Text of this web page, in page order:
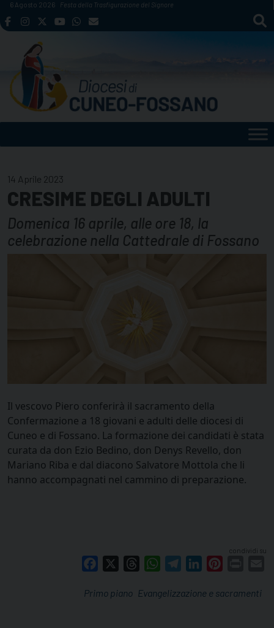
Skip
to
6 Agosto 2026 Festa della Trasfigurazione del Signore
14 Aprile 2023
CRESIME DEGLI ADULTI
Domenica 16 aprile, alle ore 18, la
celebrazione nella Cattedrale di Fossano
Il vescovo Piero conferirà il sacramento della
Confermazione a 18 giovani e adulti delle diocesi di
Cuneo e di Fossano. La formazione dei candidati è stata
curata da don Ezio Bedino, don Denys Revello, don
Mariano Riba e dal diacono Salvatore Mottola che li
hanno accompagnati nel cammino di preparazione.
condividi su
Facebook ThreadsWhatsAppTelegramLinkedIn
Evangelizzazione e sacramenti
Primo piano